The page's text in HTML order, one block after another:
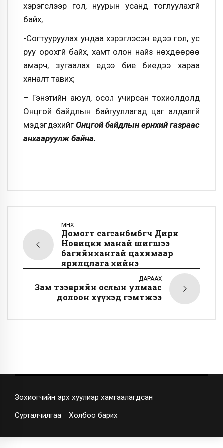
хэрэгслээр гол, нуурын усанд тоглуулахгүй
байх,
-Согтууруулах ундаа хэрэглэсэн үедээ гол, ус
руу орохгүй байх, хамт олон найз нөхдөөрөө
амарч, зугаалах үедээ бие биедээ хараа
хяналт тавих;
– Гэнэтийн аюул, осол учирсан тохиолдолд
Онцгой байдлын байгууллагад цаг алдалгүй
мэдэгдэхийг Онцгой байдлын ерөнхий газраас
анхааруулж байна.
ӨМНӨХ
Домогт сагсанбөмбөгч Дирк
Новицки манай шигшээ
багийнхантай цахимаар
ярилцлага хийнэ
ДАРААХ
Зам тээврийн ослын улмаас
долоон хүүхэд гэмтжээ
Зохиогчийн эрх хуулиар хамгаалагдсан
Сурталчилгаа Холбоо барих